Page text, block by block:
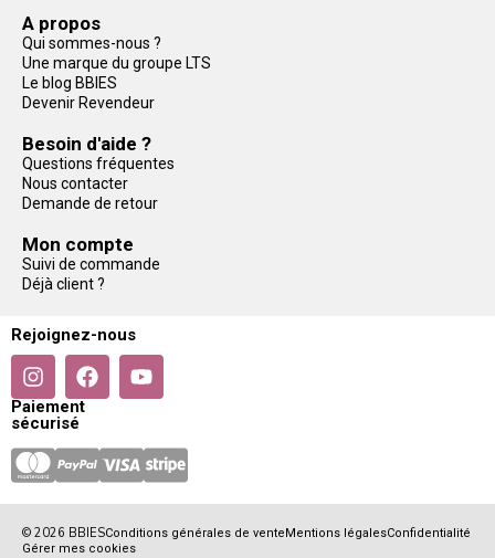
A propos
Qui sommes-nous ?
Une marque du groupe LTS
Le blog BBIES
Devenir Revendeur
Besoin d'aide ?
Questions fréquentes
Nous contacter
Demande de retour
Mon compte
Suivi de commande
Déjà client ?
Rejoignez-nous
Paiement
sécurisé
© 2026 BBIESConditions générales de vente Mentions légalesConfidentialité
Gérer mes cookies